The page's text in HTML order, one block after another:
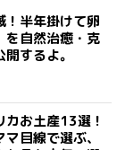
！半年掛けて卵
を自然治癒・克
するよ。
カお土産13選！
目線で選ぶ、